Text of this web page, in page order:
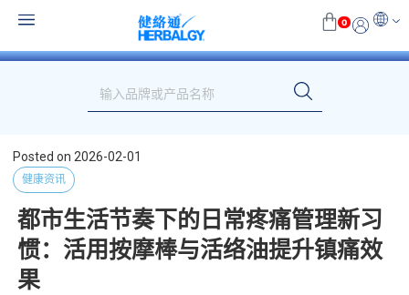
0
Posted on 2026-02-01
健康资讯
都市生活节奏下的日常疼痛管理新习
惯：活用按摩棒与活络油提升镇痛效
果